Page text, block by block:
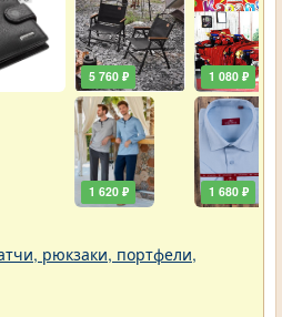
5 760 ₽
1 620 ₽
1 080 ₽
1 680 ₽
рюкзаки, портфели,